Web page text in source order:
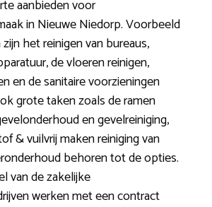
aanbieden voor
in Nieuwe Niedorp. Voorbeeld
het reinigen van bureaus,
de vloeren reinigen,
en de sanitaire voorzieningen
grote taken zoals de ramen
en gevelreiniging,
& vuilvrij maken reiniging van
behoren tot de opties.
van de zakelijke
werken met een contract